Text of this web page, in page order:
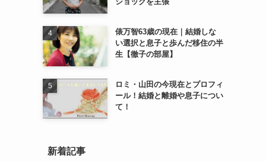
俵万智63歳の現在｜結婚しな
い選択と息子と歩んだ移住の半
生【徹子の部屋】
ロミ・山田の今現在とプロフィ
ール！結婚と離婚や息子につい
て！
新着記事